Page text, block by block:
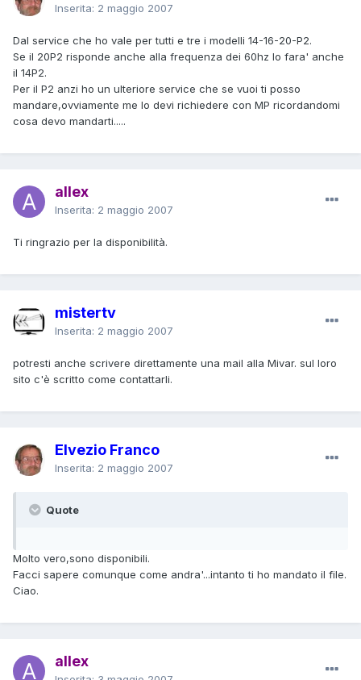
Inserita: 2 maggio 2007
Dal service che ho vale per tutti e tre i modelli 14-16-20-P2.
Se il 20P2 risponde anche alla frequenza dei 60hz lo fara' anche
il 14P2.
Per il P2 anzi ho un ulteriore service che se vuoi ti posso
mandare,ovviamente me lo devi richiedere con MP ricordandomi
cosa devo mandarti.....
allex
Inserita: 2 maggio 2007
Ti ringrazio per la disponibilità.
mistertv
Inserita: 2 maggio 2007
potresti anche scrivere direttamente una mail alla Mivar. sul loro
sito c'è scritto come contattarli.
Elvezio Franco
Inserita: 2 maggio 2007
Quote
Molto vero,sono disponibili.
Facci sapere comunque come andra'...intanto ti ho mandato il file.
Ciao.
allex